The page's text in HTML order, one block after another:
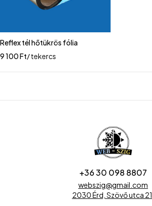
Reflex tél hőtükrös fólia
9 100Ft/ tekercs
+36 30 098 8807
webszig@gmail.com
2030 Érd, Szövő utca 21.